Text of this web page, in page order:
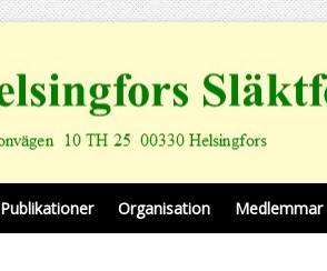
Publikationer Organisation Medlemmar